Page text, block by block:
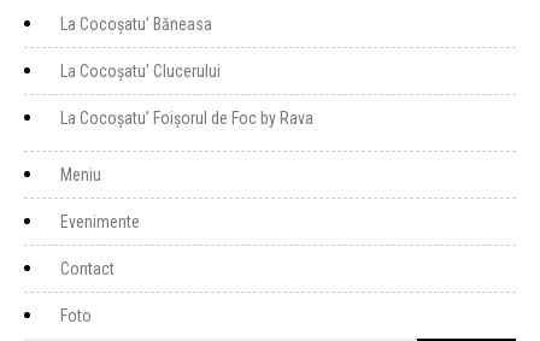
La Cocoșatu’ Băneasa
La Cocoșatu’ Clucerului
La Cocoșatu’ Foișorul de Foc by Rava
Meniu
Evenimente
Contact
Foto